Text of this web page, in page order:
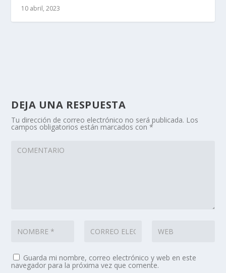
10 abril, 2023
DEJA UNA RESPUESTA
Tu dirección de correo electrónico no será publicada. Los
campos obligatorios están marcados con*
Guarda mi nombre, correo electrónico y web en este
navegador para la próxima vez que comente.